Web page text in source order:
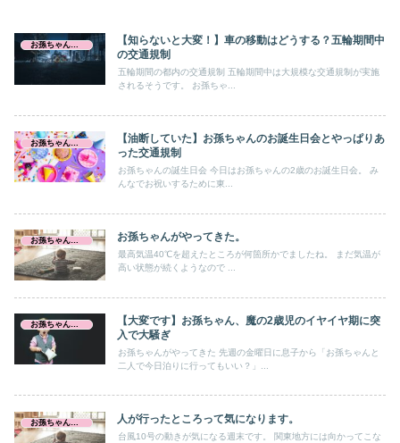
【知らないと大変！】車の移動はどうする？五輪期間中
の交通規制
五輪期間の都内の交通規制 五輪期間中は大規模な交通規制が実施
されるそうです。 お孫ちゃ...
【油断していた】お孫ちゃんのお誕生日会とやっぱりあ
った交通規制
お孫ちゃんの誕生日会 今日はお孫ちゃんの2歳のお誕生日会。 み
んなでお祝いするために東...
お孫ちゃんとの生活 お孫ちゃんがやってきた。
最高気温40℃を超えたところが何箇所かでましたね。 まだ気温が
高い状態が続くようなので ...
お孫ちゃんとの生活
【大変です】お孫ちゃん、魔の2歳児のイヤイヤ期に突
入で大騒ぎ
お孫ちゃんがやってきた 先週の金曜日に息子から「お孫ちゃんと
二人で今日泊りに行ってもいい？」...
お孫ちゃんとの生活 人が行ったところって気になります。
台風10号の動きが気になる週末です。 関東地方には向かってこな